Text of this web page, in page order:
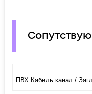
ПВХ Кабель канал /